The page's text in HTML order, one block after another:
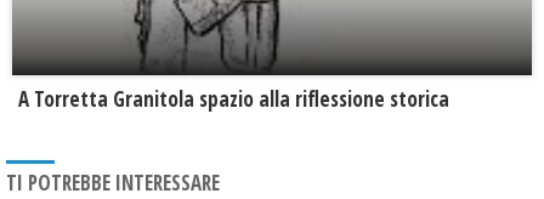
​A Torretta Granitola spazio alla riflessione storica
TI POTREBBE INTERESSARE